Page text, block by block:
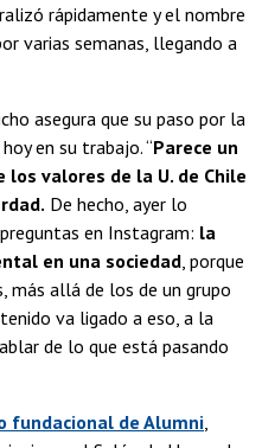
rápidamente y el nombre
varias semanas, llegando a
asegura que su paso por la
en su trabajo. “Parece un
los valores de la U. de Chile
De hecho, ayer lo
en Instagram: la
en una sociedad , porque
más allá de los de un grupo
va ligado a eso, a la
de lo que está pasando
fundacional de Alumni